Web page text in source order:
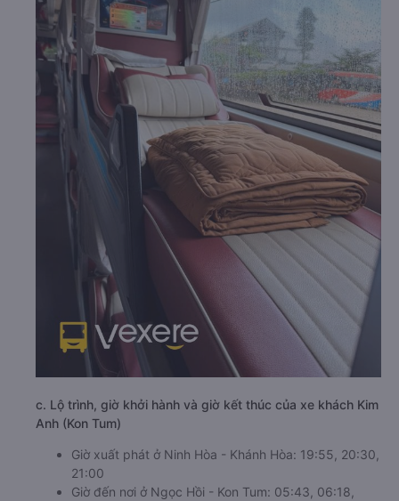
c. Lộ trình, giờ khởi hành và giờ kết thúc của xe khách Kim
Anh (Kon Tum)
Giờ xuất phát ở Ninh Hòa - Khánh Hòa: 19:55, 20:30,
21:00
Giờ đến nơi ở Ngọc Hồi - Kon Tum: 05:43, 06:18,